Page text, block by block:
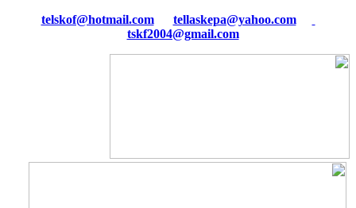
tellaskepa@yahoo.com
tskf2004@gmail.com